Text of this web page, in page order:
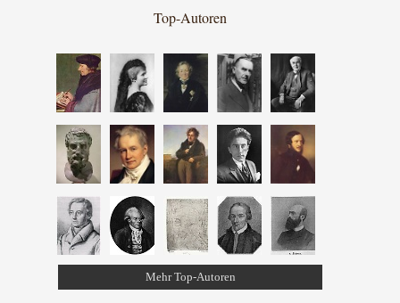
Top-Autoren
Mehr Top-Autoren